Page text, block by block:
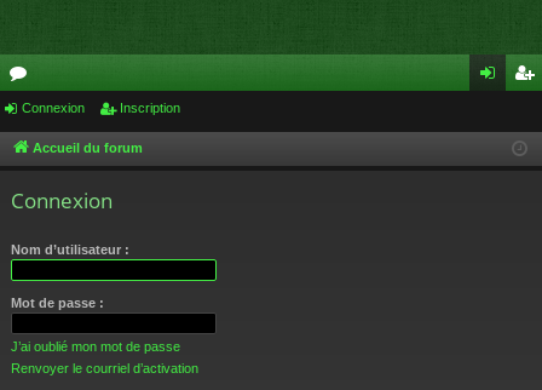
or
u cri
Connexion Inscription
Accueil du forum
Connexion
Nom d’utilisateur :
Mot de passe :
J’ai oublié mon mot de passe
Renvoyer le courriel d’activation